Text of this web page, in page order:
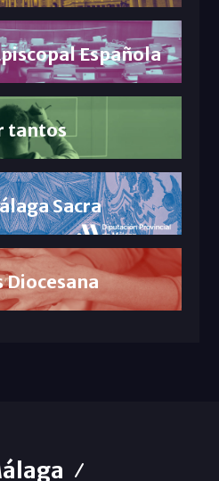
Española
tantos
Sacra
Diocesana